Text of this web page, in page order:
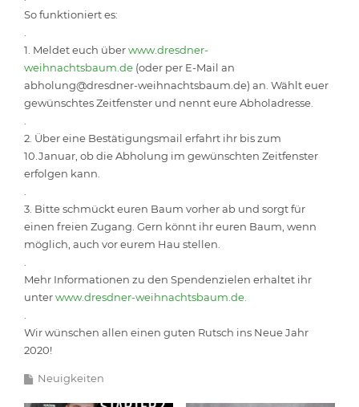
So funktioniert es:
1. Meldet euch überwww.dresdner-
weihnachtsbaum.de (oder per E-Mail an
abholung@dresdner-weihnachtsbaum.de) an. Wählt euer
gewünschtes Zeitfenster und nennt eure Abholadresse.
2. Über eine Bestätigungsmail erfahrt ihr bis zum
10.Januar, ob die Abholung im gewünschten Zeitfenster
erfolgen kann.
3. Bitte schmückt euren Baum vorher ab und sorgt für
einen freien Zugang. Gern könnt ihr euren Baum, wenn
möglich, auch vor eurem Hau stellen.
Mehr Informationen zu den Spendenzielen erhaltet ihr
unterwww.dresdner-weihnachtsbaum.de.
Wir wünschen allen einen guten Rutsch ins Neue Jahr
2020!
Neuigkeiten